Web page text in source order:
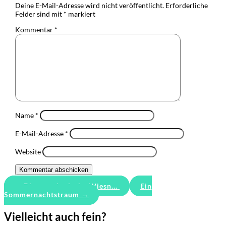
Deine E-Mail-Adresse wird nicht veröffentlicht. Erforderliche
Felder sind mit * markiert
Kommentar *
Name *
E-Mail-Adresse *
Website
Kommentar abschicken
Die symphatische Wiesn...
Ein
Sommernachtstraum →
Vielleicht auch fein?